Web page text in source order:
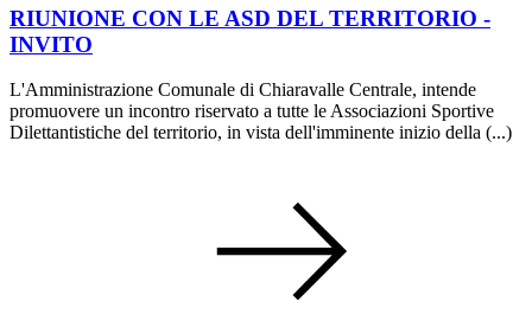
RIUNIONE CON LE ASD DEL TERRITORIO -
INVITO
L'Amministrazione Comunale di Chiaravalle Centrale, intende
promuovere un incontro riservato a tutte le Associazioni Sportive
Dilettantistiche del territorio, in vista dell'imminente inizio della (...)